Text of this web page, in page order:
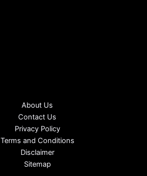
About Us
Contact Us
Privacy Policy
Terms and Conditions
Disclaimer
Sitemap